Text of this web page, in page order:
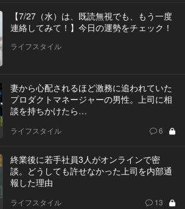
【7/27（水）は、既読無視でも、もう一度
連絡してみて！】今日の運勢をチェック！
ライフスタイル
妻から心配されるほど激務に追われていた
プロダクトマネージャーの男性。上司に相
談を持ちかけたら…
ライフスタイル 6
終業後に若手社員3人がオンラインで密
談。どうしても許せなかった上司を内部通
報した理由
ライフスタイル 13